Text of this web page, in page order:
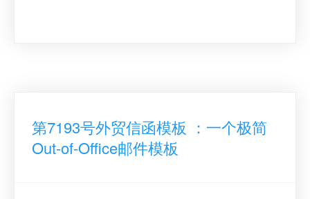
第7193号外贸信函模板 ：一个极简
Out-of-Office邮件模板